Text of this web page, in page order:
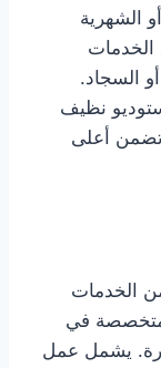
الشهرية
السجاد.
نظيف
تضمن أعلى
الخدمات
في
يشمل عمل